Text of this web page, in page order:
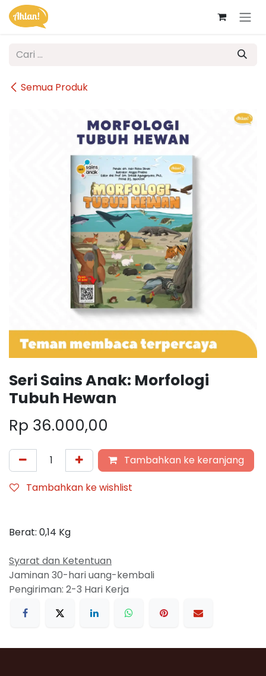
Skip ke Konten
Semua Produk
Seri Sains Anak: Morfologi
Tubuh Hewan
Rp 36.000,00
Tambahkan ke keranjang
Tambahkan ke wishlist
Berat: 0,14 Kg
Syarat dan Ketentuan
Jaminan 30-hari uang-kembali
Pengiriman: 2-3 Hari Kerja